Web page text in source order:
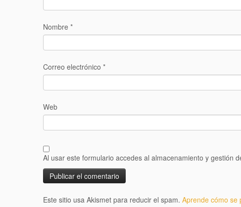
Nombre *
Correo electrónico *
Web
Al usar este formulario accedes al almacenamiento y gestión
Este sitio usa Akismet para reducir el spam. Aprende cómo se